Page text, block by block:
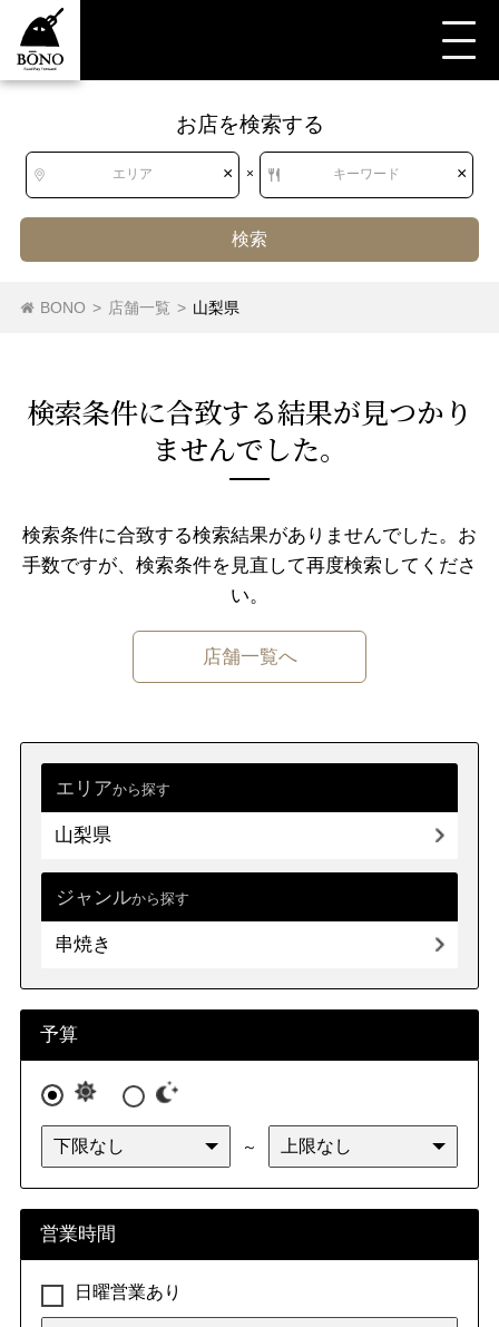
お店を検索する
エリア × × キーワード ×
検索
BONO > 店舗一覧 > 山梨県
エリアから探す
山梨県
すべて 山梨県
北海道 北海道
山形県 福島県
栃木県
山梨県 長野県 岐阜県
愛知県
兵庫県
中国 広島県
山口県
四国 高知県
九州・沖縄 福岡県 佐賀県 長崎県 熊本県
大分県 宮崎県 鹿児島県
沖縄県
ジャンルから探す
串焼き
すべて 和食 焼鳥・串焼・鳥料理 串焼き
焼鳥 串焼き もつ焼き
予算
～
営業時間
日曜営業あり
検索条件に合致する結果が⾒つかり
ませんでした。
検索条件に合致する検索結果がありませんでした。 お
手数ですが、検索条件を⾒直して再度検索してくださ
い。
店舗一覧へ